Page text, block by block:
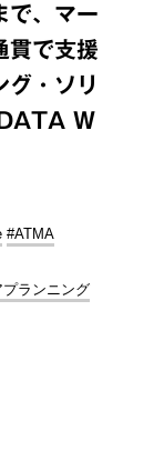
で、マー
貫で支援
グ・ソリ
DATA W
#ATMA
ランニング